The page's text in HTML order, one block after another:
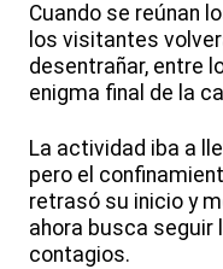
Cuando se reúnan
los visitantes
desentrañar, entre
enigma final de la
La actividad iba a
pero el
retrasó su inicio y
ahora busca seguir
contagios.